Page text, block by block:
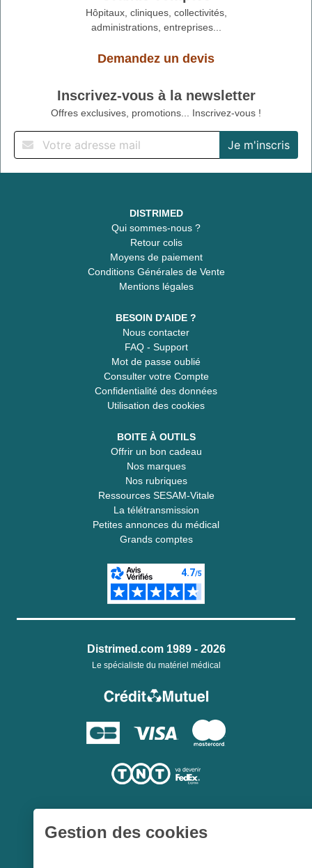
Hôpitaux, cliniques, collectivités,
administrations, entreprises...
Demandez un devis
Inscrivez-vous à la newsletter
Offres exclusives, promotions... Inscrivez-vous !
DISTRIMED
Qui sommes-nous ?
Retour colis
Moyens de paiement
Conditions Générales de Vente
Mentions légales
BESOIN D'AIDE ?
Nous contacter
FAQ - Support
Mot de passe oublié
Consulter votre Compte
Confidentialité des données
Utilisation des cookies
BOITE À OUTILS
Offrir un bon cadeau
Nos marques
Nos rubriques
Ressources SESAM-Vitale
La télétransmission
Petites annonces du médical
Grands comptes
Distrimed.com 1989 - 2026
Le spécialiste du matériel médical
Gestion des cookies